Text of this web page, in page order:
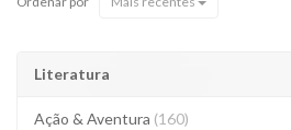
Literatura
Ação & Aventura (160)